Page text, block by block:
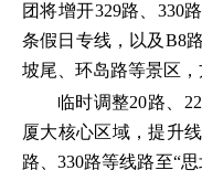
团将增开329路、330
条假日专线，以及B8
坡尾、环岛路等景区，
临时调整20路、
厦大核心区域，提升
路、330路等线路至“